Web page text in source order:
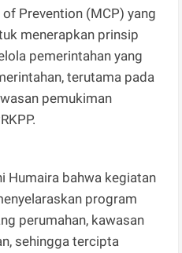
Prevention (MCP) yang
menerapkan prinsip
pemerintahan yang
terutama pada
pemukiman
Humaira bahwa kegiatan
program
perumahan, kawasan
sehingga tercipta